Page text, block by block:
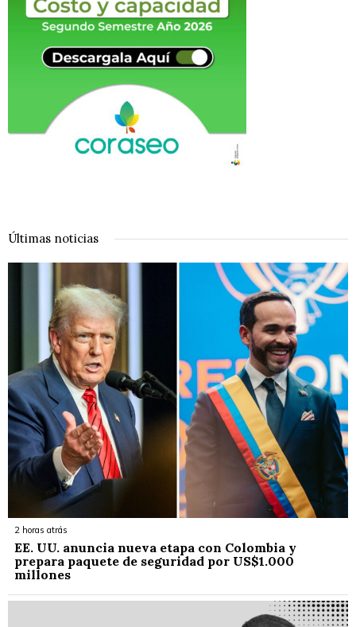
Últimas noticias
2 horas atrás
EE. UU. anuncia nueva etapa con Colombia y
prepara paquete de seguridad por US$1.000
millones